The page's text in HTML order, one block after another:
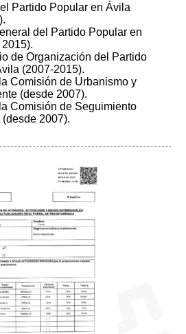
Partido Popular en Ávila
del Partido Popular en
de Organización del Partido
(2007-2015).
Comisión de Urbanismo y
(desde 2007).
Comisión de Seguimiento
2007).